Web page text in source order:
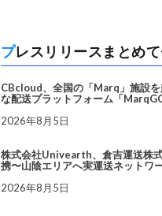
プレスリリースまとめ
CBcloud、全国の「Marq」施設を
な配送プラットフォーム「
2026年8月5日
株式会社Univearth、倉吉運送株
携〜山陰エリアへ実運送ネットワ
2026年8月5日